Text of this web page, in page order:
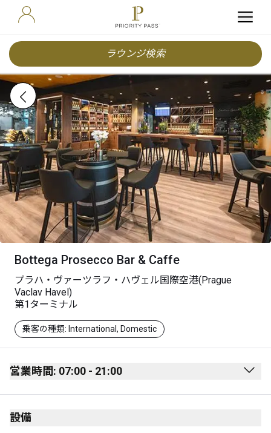
ラウンジ検索
Bottega Prosecco Bar & Caffe
プラハ・ヴァーツラフ・ハヴェル国際空港(Prague
Vaclav Havel)
第1ターミナル
乗客の種類: International, Domestic
営業時間: 07:00 - 21:00
Monday 07:00 - 21:00
Tuesday
設備